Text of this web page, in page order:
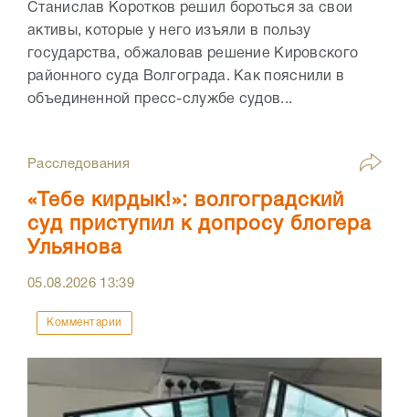
Станислав Коротков решил бороться за свои
активы, которые у него изъяли в пользу
государства, обжаловав решение Кировского
районного суда Волгограда. Как пояснили в
объединенной пресс-службе судов...
Расследования
«Тебе кирдык!»: волгоградский
суд приступил к допросу блогера
Ульянова
05.08.2026 13:39
Комментарии